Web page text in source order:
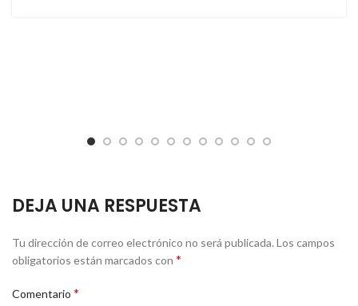
DEJA UNA RESPUESTA
Tu dirección de correo electrónico no será publicada. Los campos
obligatorios están marcados con *
Comentario *